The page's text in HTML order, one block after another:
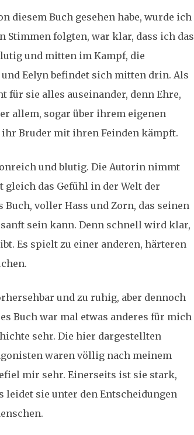
diesem Buch gesehen habe, wurde ich
Stimmen folgten, war klar, dass ich das
und mitten im Kampf, die
Eelyn befindet sich mitten drin. Als
für sie alles auseinander, denn Ehre,
allem, sogar über ihrem eigenen
ihr Bruder mit ihren Feinden kämpft.
und blutig. Die Autorin nimmt
gleich das Gefühl in der Welt der
voller Hass und Zorn, das seinen
sanft sein kann. Denn schnell wird klar,
Es spielt zu einer anderen, härteren
und zu ruhig, aber dennoch
Buch war mal etwas anderes für mich
sehr. Die hier dargestellten
waren völlig nach meinem
mir sehr. Einerseits ist sie stark,
sie unter den Entscheidungen